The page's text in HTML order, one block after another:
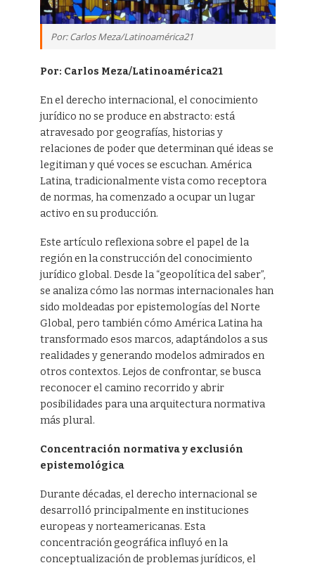
Por: Carlos Meza/Latinoamérica21
Por: Carlos Meza/Latinoamérica21
En el derecho internacional, el conocimiento
jurídico no se produce en abstracto: está
atravesado por geografías, historias y
relaciones de poder que determinan qué ideas se
legitiman y qué voces se escuchan. América
Latina, tradicionalmente vista como receptora
de normas, ha comenzado a ocupar un lugar
activo en su producción.
Este artículo reflexiona sobre el papel de la
región en la construcción del conocimiento
jurídico global. Desde la “geopolítica del saber”,
se analiza cómo las normas internacionales han
sido moldeadas por epistemologías del Norte
Global, pero también cómo América Latina ha
transformado esos marcos, adaptándolos a sus
realidades y generando modelos admirados en
otros contextos. Lejos de confrontar, se busca
reconocer el camino recorrido y abrir
posibilidades para una arquitectura normativa
más plural.
Concentración normativa y exclusión
epistemológica
Durante décadas, el derecho internacional se
desarrolló principalmente en instituciones
europeas y norteamericanas. Esta
concentración geográfica influyó en la
conceptualización de problemas jurídicos, el